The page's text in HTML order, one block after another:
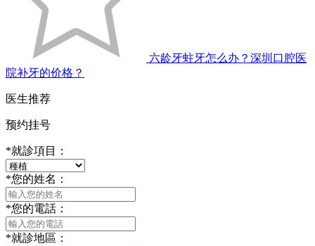
六龄牙蛀牙怎么办？深圳口腔医
院补牙的价格？
医生推荐
预约挂号
*就診項目：
*您的姓名：
*您的電話：
*就診地區：